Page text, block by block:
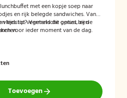
met een kopje soep naar
en rijk belegde sandwiches. Van
tot vegetarische opties, een
voor ieder moment van de dag.
tijdstip? Vermeld dit gerust bij de
Toevoegen